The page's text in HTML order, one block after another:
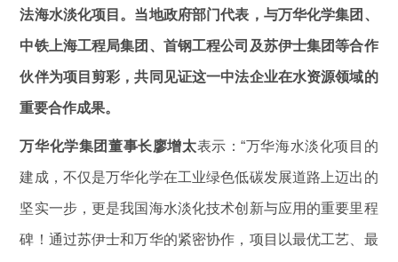
法海水淡化项目。当地政府部门代表，与万华化学集团、
中铁上海工程局集团、首钢工程公司及苏伊士集团等合作
伙伴为项目剪彩，共同 见证这一中法企业在水资源领域的
重要合作成果。
万华化学集团董事长廖增太表示：“万华海水淡化项目的
建成，不仅是万华化学在工业绿色低碳发展道路上迈出的
坚实一步，更是我国海水淡化技术创新与应用的重要里程
碑！通过苏伊士和万华的紧密协作，项目以最优工艺、最